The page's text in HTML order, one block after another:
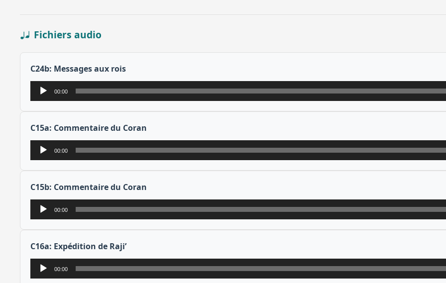
Fichiers audio
C24b: Messages aux rois
Lecteur
audio
00:00
C15a: Commentaire du Coran
Lecteur
audio
00:00
C15b: Commentaire du Coran
Lecteur
audio
00:00
C16a: Expédition de Raji’
Lecteur
audio
00:00